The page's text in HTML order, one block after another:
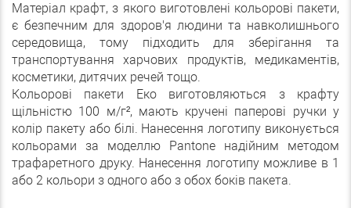
Матеріал крафт, з якого виготовлені кольорові пакети,
є безпечним для здоров'я людини та навколишнього
середовища, тому підходить для зберігання та
транспортування харчових продуктів, медикаментів,
косметики, дитячих речей тощо.
Кольорові пакети Еко виготовляються з крафту
щільністю 100 м/г², мають кручені паперові ручки у
колір пакету або білі. Нанесення логотипу виконується
кольорами за моделлю Pantone надійним методом
трафаретного друку. Нанесення логотипу можливе в 1
або 2 кольори з одного або з обох боків пакета.